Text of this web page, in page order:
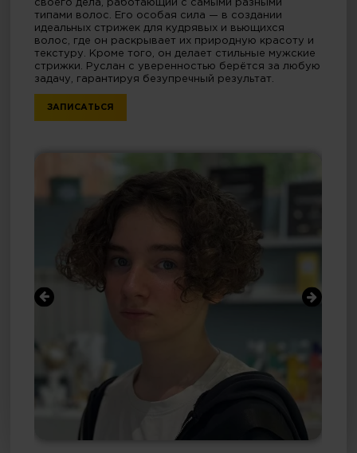
своего дела, работающий с самыми разными
типами волос. Его особая сила — в создании
идеальных стрижек для кудрявых и вьющихся
волос, где он раскрывает их природную красоту и
текстуру. Кроме того, он делает стильные мужские
стрижки. Руслан с уверенностью берётся за любую
задачу, гарантируя безупречный результат.
ЗАПИСАТЬСЯ